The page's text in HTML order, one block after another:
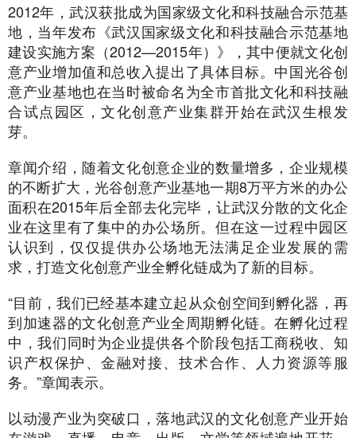
2012年，武汉获批成为国家级文化和科技融合示范基
地，当年发布《武汉国家级文化和科技融合示范基地
建设实施方案（2012—2015年）》，其中便就文化创
意产业增加值和总收入提出了具体目标。中国光谷创
意产业基地也在当时被命名为全市首批文化和科技融
合试点园区，文化创意产业集群开始在武汉生根发
芽。
章闻介绍，随着文化创意企业的数量增多，企业规模
的不断扩大，光谷创意产业基地一期8万平方米的办公
面积在2015年后全部去化完毕，让武汉分散的文化企
业在这里有了集中的办公场所。但在这一过程中园区
认识到，仅仅提供办公场地无法满足企业发展的需
求，打造文化创意产业全孵化链成为了新的目标。
“目前，我们已经基本建立起从众创空间到孵化器，再
到加速器的文化创意产业全周期孵化链。在孵化过程
中，我们同时为企业提供各个阶段包括工商税收、知
识产权保护、金融对接、技术合作、人力资源等服
务。”章闻表示。
以动漫产业为突破口，落地武汉的文化创意产业开始